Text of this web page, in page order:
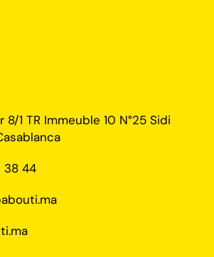
8/1 TR Immeuble 10 N°25 Sidi
38 44